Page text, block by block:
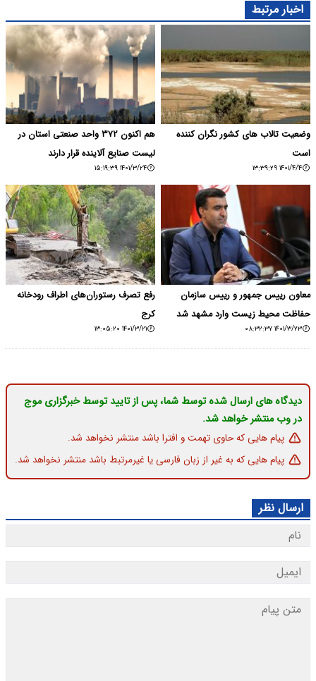
اخبار مرتبط
وضعیت تالاب های کشور نگران کننده
است
۱۴۰۱/۴/۴ ۱۳:۳۹:۲۹
هم اکنون ۳۷۲ واحد صنعتی استان در
لیست صنایع آلاینده قرار دارند
۱۴۰۱/۳/۲۴ ۱۵:۱۹:۳۹
معاون رییس جمهور و رییس سازمان
حفاظت محیط زیست وارد مشهد شد
۱۴۰۱/۳/۲۳ ۰۸:۳۲:۳۷
رفع تصرف رستوران‌های اطراف رودخانه
کرج
۱۴۰۱/۳/۲۱ ۱۳:۰۵:۲۰
دیدگاه های ارسال شده توسط شما، پس از تایید توسط خبرگزاری موج
در وب منتشر خواهد شد.
پیام هایی که حاوی تهمت و افترا باشد منتشر نخواهد شد.
پیام هایی که به غیر از زبان فارسی یا غیرمرتبط باشد منتشر نخواهد شد.
ارسال نظر